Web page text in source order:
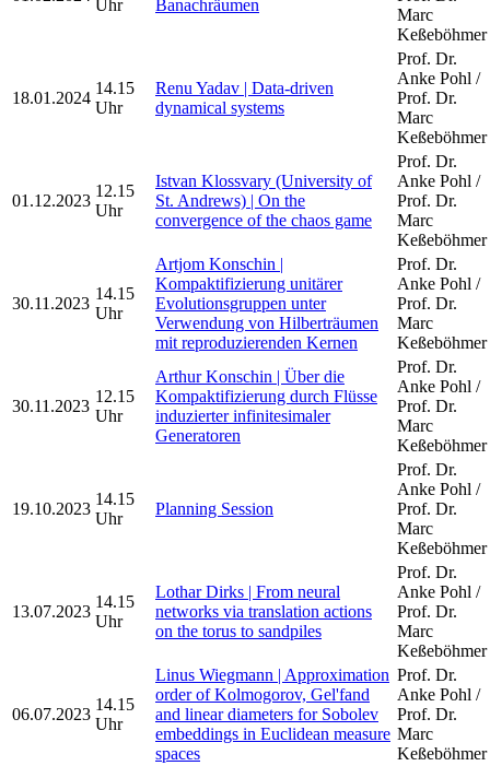
Uhr
Banachräumen
Marc
Keßeböhmer
18.01.2024
14.15
Uhr
Renu Yadav | Data-driven
dynamical systems
Prof. Dr.
Anke Pohl /
Prof. Dr.
Marc
Keßeböhmer
01.12.2023
12.15
Uhr
Istvan Klossvary (University of
St. Andrews) | On the
convergence of the chaos game
Prof. Dr.
Anke Pohl /
Prof. Dr.
Marc
Keßeböhmer
30.11.2023
14.15
Uhr
Artjom Konschin |
Kompaktifizierung unitärer
Evolutionsgruppen unter
Verwendung von Hilberträumen
mit reproduzierenden Kernen
Prof. Dr.
Anke Pohl /
Prof. Dr.
Marc
Keßeböhmer
30.11.2023
12.15
Uhr
Arthur Konschin | Über die
Kompaktifizierung durch Flüsse
induzierter infinitesimaler
Generatoren
Prof. Dr.
Anke Pohl /
Prof. Dr.
Marc
Keßeböhmer
19.10.2023
14.15
Uhr
Planning Session
Prof. Dr.
Anke Pohl /
Prof. Dr.
Marc
Keßeböhmer
13.07.2023
14.15
Uhr
Lothar Dirks | From neural
networks via translation actions
on the torus to sandpiles
Prof. Dr.
Anke Pohl /
Prof. Dr.
Marc
Keßeböhmer
06.07.2023
14.15
Uhr
Linus Wiegmann | Approximation
order of Kolmogorov, Gel'fand
and linear diameters for Sobolev
embeddings in Euclidean measure
spaces
Prof. Dr.
Anke Pohl /
Prof. Dr.
Marc
Keßeböhmer